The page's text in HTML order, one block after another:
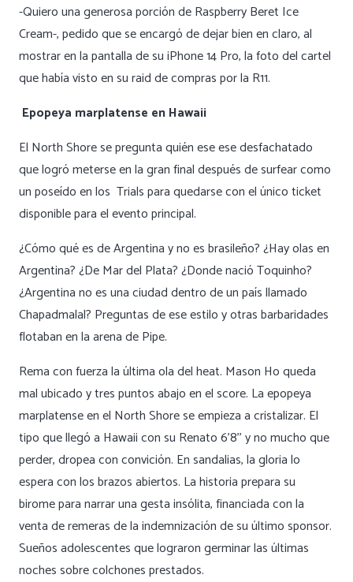
-Quiero una generosa porción de Raspberry Beret Ice
Cream-, pedido que se encargó de dejar bien en claro, al
mostrar en la pantalla de su iPhone 14 Pro, la foto del cartel
que había visto en su raid de compras por la R11.
Epopeya marplatense en Hawaii
El North Shore se pregunta quién ese ese desfachatado
que logró meterse en la gran final después de surfear como
un poseído en los Trials para quedarse con el único ticket
disponible para el evento principal.
¿Cómo qué es de Argentina y no es brasileño? ¿Hay olas en
Argentina? ¿De Mar del Plata? ¿Donde nació Toquinho?
¿Argentina no es una ciudad dentro de un país llamado
Chapadmalal? Preguntas de ese estilo y otras barbaridades
flotaban en la arena de Pipe.
Rema con fuerza la última ola del heat. Mason Ho queda
mal ubicado y tres puntos abajo en el score. La epopeya
marplatense en el North Shore se empieza a cristalizar. El
tipo que llegó a Hawaii con su Renato 6’8’’ y no mucho que
perder, dropea con convición. En sandalias, la gloria lo
espera con los brazos abiertos. La historia prepara su
birome para narrar una gesta insólita, financiada con la
venta de remeras de la indemnización de su último sponsor.
Sueños adolescentes que lograron germinar las últimas
noches sobre colchones prestados.